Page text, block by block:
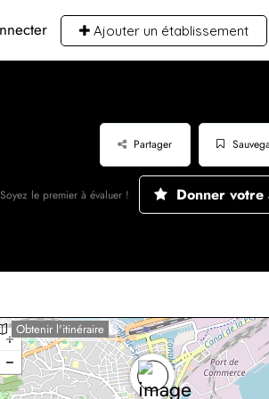
Ajouter un établissement
Partager
Soyez le premier à évaluer ! Donner votre
Obtenir l'itinéraire